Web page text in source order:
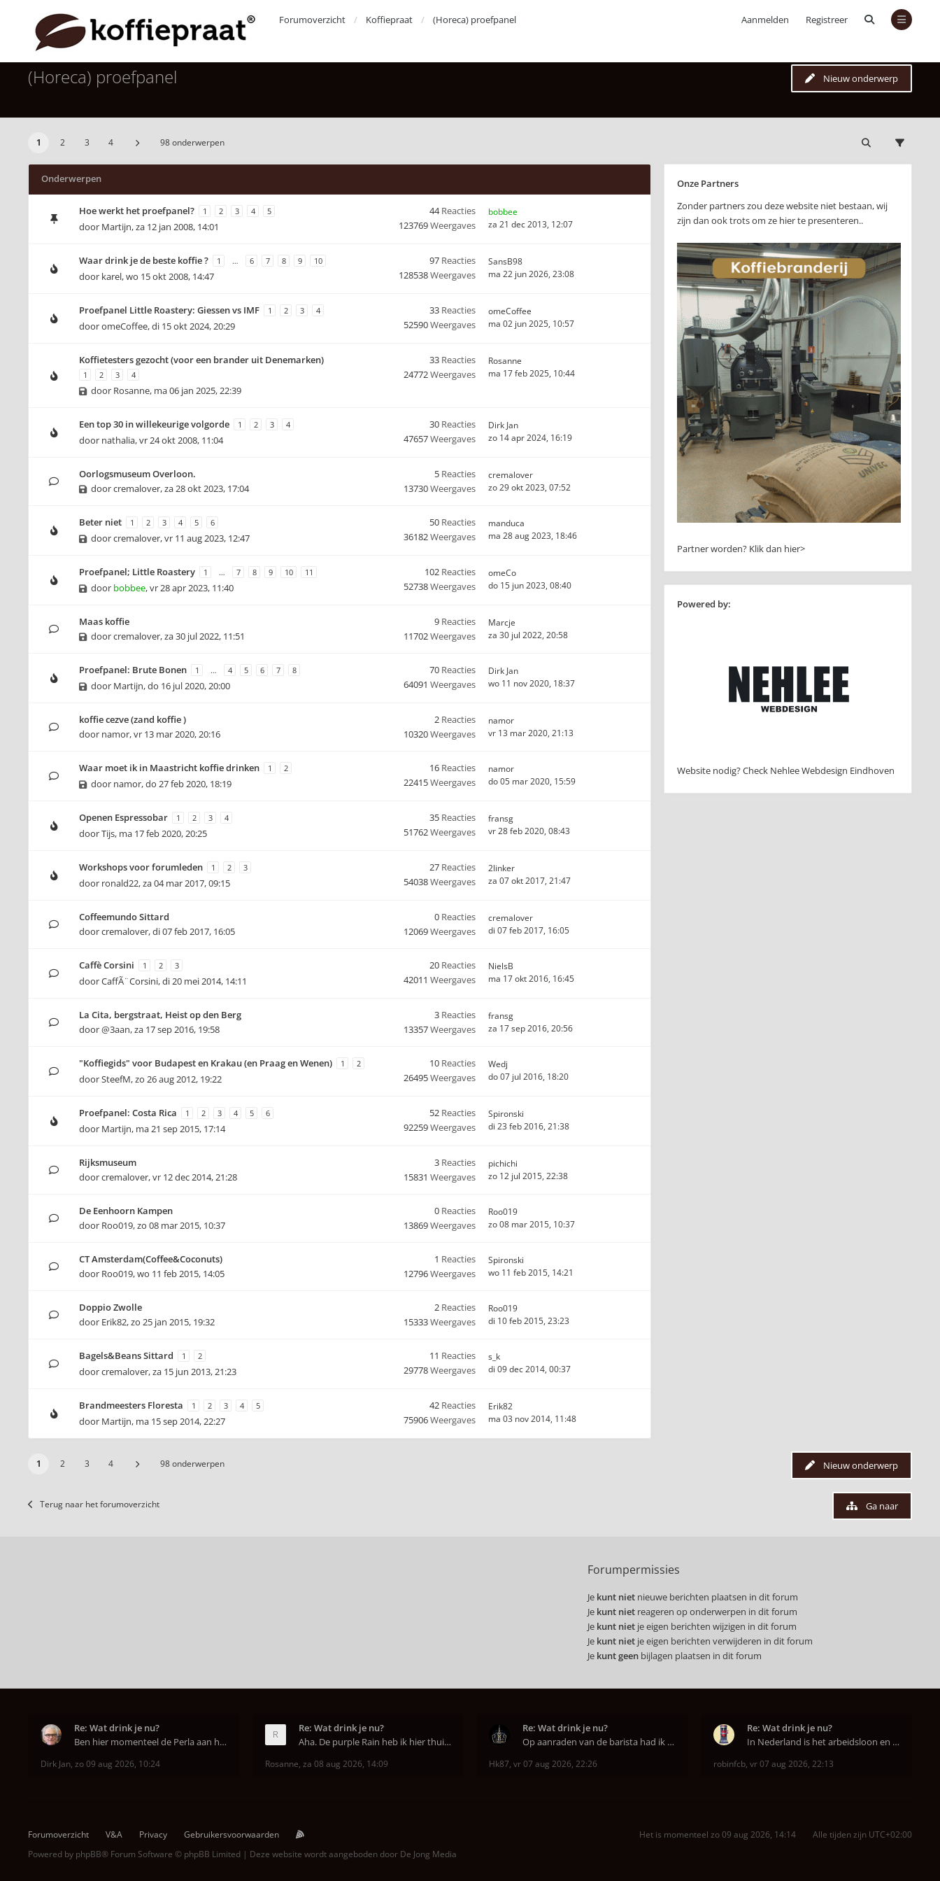
Aanmelden Registreer
Forumoverzicht Koffiepraat (Horeca) proefpanel
(Horeca) proefpanel Nieuw onderwerp
1 2 3 4 98 onderwerpen
Onderwerpen
Hoe werkt het proefpanel? 1 2 3 4 5
door Martijn,za 12 jan 2008, 14:01
44Reacties
123769Weergaves
bobbee
za 21 dec 2013, 12:07
Waar drink je de beste koffie ? 1 … 6 7 8 9 10
door karel,wo 15 okt 2008, 14:47
97 Reacties
128538Weergaves
SansB98
ma 22 jun 2026, 23:08
Proefpanel Little Roastery: Giessen vs IMF 1 2 3 4
dooromeCoffee,di 15 okt 2024, 20:29
33 Reacties
52590Weergaves
omeCoffee
ma 02 jun 2025, 10:57
Koffietesters gezocht (voor een brander uit Denemarken)
1 2 3 4
door Rosanne, ma 06 jan 2025, 22:39
33 Reacties
24772Weergaves
Rosanne
ma 17 feb 2025, 10:44
Een top 30 in willekeurige volgorde 1 2 3 4
door nathalia,vr 24 okt 2008, 11:04
30 Reacties
47657Weergaves
Dirk Jan
zo 14 apr 2024, 16:19
Oorlogsmuseum Overloon.
doorcremalover,za 28 okt 2023, 17:04
5 Reacties
13730Weergaves
cremalover
zo 29 okt 2023, 07:52
Beter niet 1 2 3 4 5 6
doorcremalover,vr 11 aug 2023, 12:47
50 Reacties
36182Weergaves
manduca
ma 28 aug 2023, 18:46
Proefpanel; Little Roastery 1 … 7 8 9 10 11
door bobbee,vr 28 apr 2023, 11:40
102 Reacties
52738Weergaves
omeCo
do 15 jun 2023, 08:40
Maas koffie
doorcremalover,za 30 jul 2022, 11:51
9 Reacties
11702Weergaves
Marcje
za 30 jul 2022, 20:58
Proefpanel: Brute Bonen 1 … 4 5 6 7 8
door Martijn,do 16 jul 2020, 20:00
70 Reacties
64091 Weergaves
Dirk Jan
wo 11 nov 2020, 18:37
koffie cezve (zand koffie )
door namor,vr 13 mar 2020, 20:16
2 Reacties
10320Weergaves
namor
vr 13 mar 2020, 21:13
Waar moet ik in Maastricht koffie drinken 1 2
door namor,do 27 feb 2020, 18:19
16 Reacties
22415Weergaves
namor
do 05 mar 2020, 15:59
Openen Espressobar 1 2 3 4
doorTijs, ma 17 feb 2020, 20:25
35 Reacties
51762Weergaves
fransg
vr 28 feb 2020, 08:43
Workshops voor forumleden 1 2 3
door ronald22,za 04 mar 2017, 09:15
27 Reacties
54038Weergaves
2linker
za 07 okt 2017, 21:47
Coffeemundo Sittard
doorcremalover,di 07 feb 2017, 16:05
0 Reacties
12069Weergaves
cremalover
di 07 feb 2017, 16:05
Caffè Corsini 1 2 3
doorCaffÃ¨Corsini,di 20 mei 2014, 14:11
20 Reacties
42011 Weergaves
NielsB
ma 17 okt 2016, 16:45
La Cita, bergstraat, Heist op den Berg
door@3aan,za 17 sep 2016, 19:58
3 Reacties
13357Weergaves
fransg
za 17 sep 2016, 20:56
"Koffiegids" voor Budapest en Krakau (en Praag en Wenen) 1 2
doorSteefM,zo 26 aug 2012, 19:22
10 Reacties
26495Weergaves
Wedj
do 07 jul 2016, 18:20
Proefpanel: Costa Rica 1 2 3 4 5 6
door Martijn, ma 21 sep 2015, 17:14
52 Reacties
92259Weergaves
Spironski
di 23 feb 2016, 21:38
Rijksmuseum
doorcremalover,vr 12 dec 2014, 21:28
3 Reacties
15831 Weergaves
pichichi
zo 12 jul 2015, 22:38
De Eenhoorn Kampen
door Roo019,zo 08 mar 2015, 10:37
0 Reacties
13869Weergaves
Roo019
zo 08 mar 2015, 10:37
CT Amsterdam(Coffee&Coconuts)
door Roo019,wo 11 feb 2015, 14:05
1 Reacties
12796Weergaves
Spironski
wo 11 feb 2015, 14:21
Doppio Zwolle
door Erik82,zo 25 jan 2015, 19:32
2 Reacties
15333Weergaves
Roo019
di 10 feb 2015, 23:23
Bagels&Beans Sittard 1 2
doorcremalover,za 15 jun 2013, 21:23
11 Reacties
29778Weergaves
s_k
di 09 dec 2014, 00:37
Brandmeesters Floresta 1 2 3 4 5
door Martijn, ma 15 sep 2014, 22:27
42 Reacties
75906Weergaves
Erik82
ma 03 nov 2014, 11:48
Onze Partners
Zonder partners zou deze website niet bestaan, wij
zijn dan ook trots om ze hier te presenteren..
Partner worden? Klik dan hier>
Powered by:
Website nodig? Check Nehlee Webdesign Eindhoven
Nieuw onderwerp
1 2 3 4 98 onderwerpen
Terug naar het forumoverzicht Ga naar
Forumpermissies
Je kunt niet nieuwe berichten plaatsen in dit forum
Je kunt niet reageren op onderwerpen in dit forum
Je kunt niet je eigen berichten wijzigen in dit forum
Je kunt niet je eigen berichten verwijderen in dit forum
Je kunt geen bijlagen plaatsen in dit forum
Re: Wat drink je nu?
Ben hier momenteel de Perla aan het uitproberen. D
Dirk Jan, zo 09 aug 2026, 10:24
Re: Wat drink je nu?
Aha. De purple Rain heb ik hier thuis ook op de mo
Rosanne, za 08 aug 2026, 14:09
Re: Wat drink je nu?
Op aanraden van de barista had ik Purple Rain maa
Hk87, vr 07 aug 2026, 22:26
Re: Wat drink je nu?
In Nederland is het arbeidsloon en de winkelhuur o
robinfcb, vr 07 aug 2026, 22:13
Forumoverzicht V&A Privacy Gebruikersvoorwaarden Alle tijden zijn UTC+02:00
Het is momenteel zo 09 aug 2026, 14:14
Powered by phpBB® Forum Software © phpBB Limited | Deze website wordt aangeboden door De Jong Media